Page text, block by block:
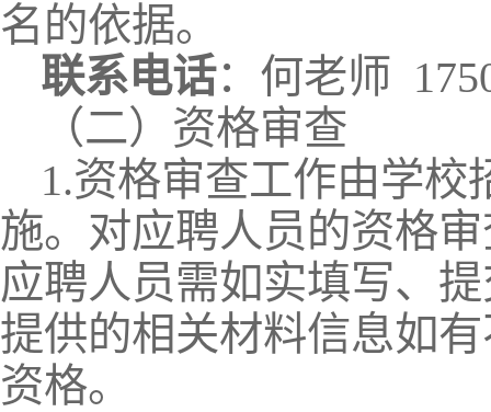
名的依据。
联系电话：何老师
（二）资格审查
1.资格审查工作由学
施。对应聘人员的资格
应聘人员需如实填写、
提供的相关材料信息如
资格。